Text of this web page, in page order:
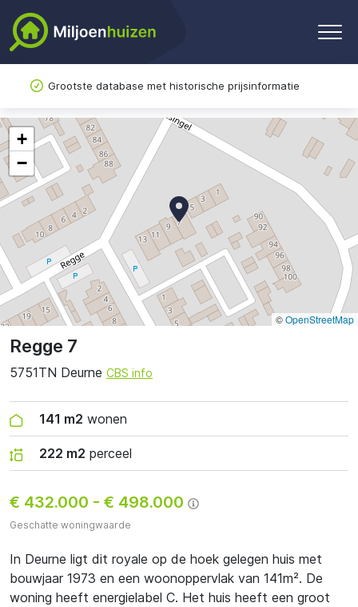
Grootste database met historische prijsinformatie
Regge 7
5751TN Deurne CBS info
141 m2 wonen
222 m2 perceel
€ 432.000 - € 498.000
Geschatte woningwaarde
In Deurne ligt dit royale op de hoek gelegen huis met
bouwjaar 1973 en een woonoppervlak van 141m². De
woning heeft energielabel C. Het huis heeft een groot
+
−
©OpenStreetMap